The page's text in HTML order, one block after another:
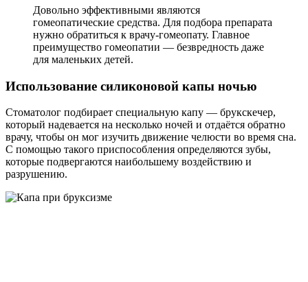
Довольно эффективными являются
гомеопатические средства. Для подбора препарата
нужно обратиться к врачу-гомеопату. Главное
преимущество гомеопатии — безвредность даже
для маленьких детей.
Использование силиконовой капы ночью
Стоматолог подбирает специальную капу — брукскечер,
который надевается на несколько ночей и отдаётся обратно
врачу, чтобы он мог изучить движение челюсти во время сна.
С помощью такого приспособления определяются зубы,
которые подвергаются наибольшему воздействию и
разрушению.